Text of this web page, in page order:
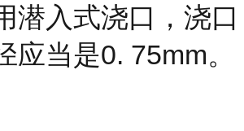
潜入式浇口，浇口
应当是0. 75mm。